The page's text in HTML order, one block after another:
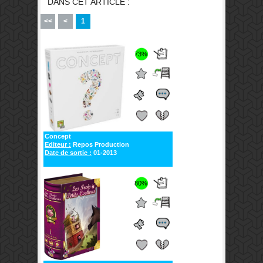
<< < 1
73%
Concept
Editeur : Repos Production
Date de sortie : 01-2013
80%